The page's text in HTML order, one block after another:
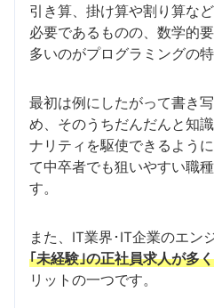
引き算、掛け算や割り算な
必要であるものの、数学的
多いのがプログラミングの特
最初は例にしたがって書き
め、そのうちだんだんと知
ナリティを駆使できるよう
て中卒者でも狙いやすい職
す。
また、IT業界･IT企業のエン
｢未経験｣の正社員求人が多
リットの一つです。